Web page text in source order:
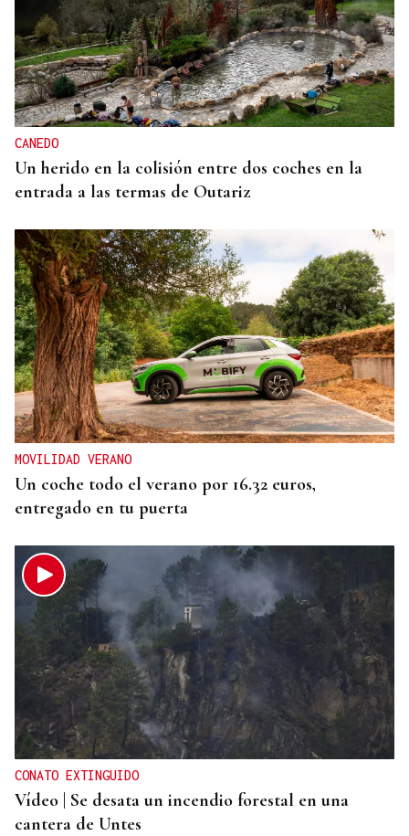
CANEDO
Un herido en la colisión entre dos coches en la
entrada a las termas de Outariz
MOVILIDAD VERANO
Un coche todo el verano por 16.32 euros,
entregado en tu puerta
CONATO EXTINGUIDO
Vídeo | Se desata un incendio forestal en una
cantera de Untes